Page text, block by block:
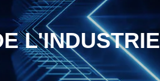
L'INDUSTRIE